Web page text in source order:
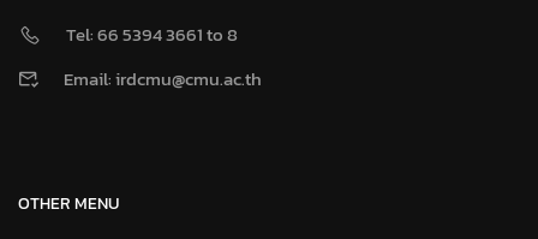
Tel: 66 5394 3661 to 8
Email: irdcmu@cmu.ac.th
OTHER MENU